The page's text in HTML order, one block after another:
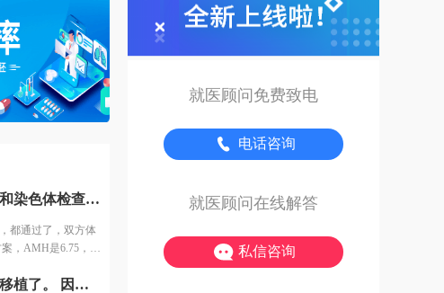
做检查花了一个月时间，包括全面的体检和染色体检查，都通过了，双方体检费用大概1万。 例假第二天查了激素6项之后，定了方案，AMH是6.75，情况还可以，所以直接是长方案。开始降调打针，然后打促排针，用的进口针。 打了几天促排针之后医生通知说，吸收不太好，可能最后取的时候都没有成熟的卵子，还让我签了风险通知书。也可以放弃继续打针，当然我肯定没有放弃。 然后开始每天加大剂量，之后出现了严重的并发症，一会儿后面跟大家细说。 因为卵泡一直长不大，所以和我一批的姐妹都停针取卵了，我还在打针，一共打了14天促排针。
都通过了，双方体
，AMH是6.75，情
最后取的时候都没
来了第三次例假之后，我终于可以去医院移植了。 因为换了主治医生，看到报告，说输卵管有积水移植的成功率可能只有10%-15%。 医生建议我可以移植试试，毕竟胚胎多。最后我决定还是移植试试，第一只是一侧积水，并且是中度，有可能只是堵塞了，造影剂打进去，没有出来，显示是积水。第二我也可以调理身体去掉积水啊。
就医顾问免费致电
电话咨询
就医顾问在线解答
私信咨询